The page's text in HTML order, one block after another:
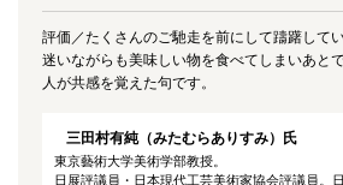
評価／たくさんのご馳走を前にして躊躇して
迷いながらも美味しい物を食べてしまいあと
人が共感を覚えた句です。
三田村有純（みたむらありすみ）氏
東京藝術大学美術学部教授。
日展評議員・日本現代工芸美術家協会評議員。